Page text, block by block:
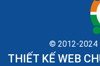
© 2012-2024
THIẾT KẾ WEB